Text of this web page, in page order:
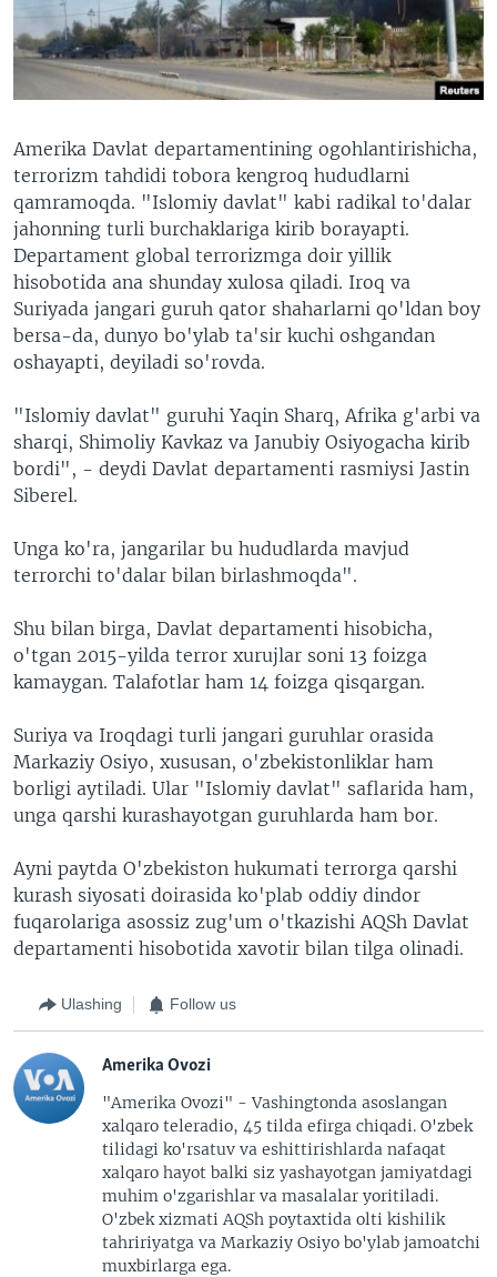
VIDEO
XABARLAR SURATLARDA
ODNOKLASSNIKI
TELEGRAM
TWITTER
SOUNDCLOUD
VOA
Amerika Davlat departamentining ogohlantirishicha,
terrorizm tahdidi tobora kengroq hududlarni
qamramoqda. "Islomiy davlat" kabi radikal to'dalar
jahonning turli burchaklariga kirib borayapti.
Departament global terrorizmga doir yillik
hisobotida ana shunday xulosa qiladi. Iroq va
Suriyada jangari guruh qator shaharlarni qo'ldan boy
bersa-da, dunyo bo'ylab ta'sir kuchi oshgandan
oshayapti, deyiladi so'rovda.
"Islomiy davlat" guruhi Yaqin Sharq, Afrika g'arbi va
sharqi, Shimoliy Kavkaz va Janubiy Osiyogacha kirib
bordi", - deydi Davlat departamenti rasmiysi Jastin
Siberel.
Unga ko'ra, jangarilar bu hududlarda mavjud
terrorchi to'dalar bilan birlashmoqda".
Shu bilan birga, Davlat departamenti hisobicha,
o'tgan 2015-yilda terror xurujlar soni 13 foizga
kamaygan. Talafotlar ham 14 foizga qisqargan.
Suriya va Iroqdagi turli jangari guruhlar orasida
Markaziy Osiyo, xususan, o'zbekistonliklar ham
borligi aytiladi. Ular "Islomiy davlat" saflarida ham,
unga qarshi kurashayotgan guruhlarda ham bor.
Ayni paytda O'zbekiston hukumati terrorga qarshi
kurash siyosati doirasida ko'plab oddiy dindor
fuqarolariga asossiz zug'um o'tkazishi AQSh Davlat
departamenti hisobotida xavotir bilan tilga olinadi.
Ulashing Follow us
Amerika Ovozi
"Amerika Ovozi" - Vashingtonda asoslangan
xalqaro teleradio, 45 tilda efirga chiqadi. O'zbek
tilidagi ko'rsatuv va eshittirishlarda nafaqat
xalqaro hayot balki siz yashayotgan jamiyatdagi
muhim o'zgarishlar va masalalar yoritiladi.
O'zbek xizmati AQSh poytaxtida olti kishilik
tahririyatga va Markaziy Osiyo bo'ylab jamoatchi
muxbirlarga ega.